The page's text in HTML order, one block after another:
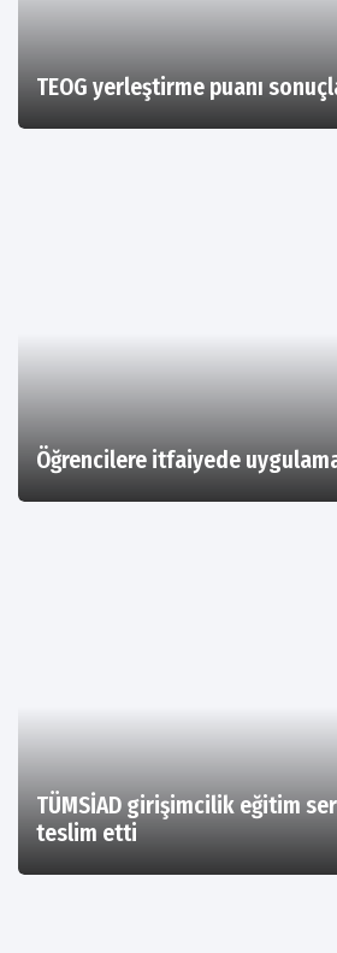
TEOG yerleştirme puanı
Öğrencilere itfaiyede
TÜMSİAD girişimcilik eğitim
teslim etti